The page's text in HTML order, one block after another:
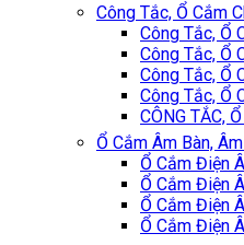
Công Tắc, Ổ Cắm
Công Tắc, Ổ
Công Tắc, Ổ
Công Tắc, Ổ
Công Tắc, Ổ
CÔNG TẮC,
Ổ Cắm Âm Bàn,
Ổ Cắm Điện
Ổ Cắm Điện
Ổ Cắm Điện
Ổ Cắm Điện